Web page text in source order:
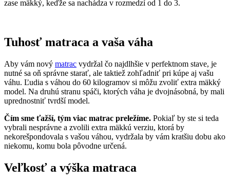
zase mäkký, keďže sa nachádza v rozmedzí od 1 do 3.
Tuhosť matraca a vaša váha
Aby vám nový matrac vydržal čo najdlhšie v perfektnom stave, je
nutné sa oň správne starať, ale taktiež zohľadniť pri kúpe aj vašu
váhu. Ľudia s váhou do 60 kilogramov si môžu zvoliť extra mäkký
model. Na druhú stranu spáči, ktorých váha je dvojnásobná, by mali
uprednostniť tvrdší model.
Čím sme ťažší, tým viac matrac preležíme. Pokiaľ by ste si teda
vybrali nesprávne a zvolili extra mäkkú verziu, ktorá by
nekorešpondovala s vašou váhou, vydržala by vám kratšiu dobu ako
niekomu, komu bola pôvodne určená.
Veľkosť a výška matraca